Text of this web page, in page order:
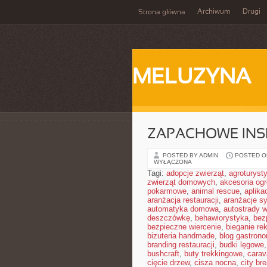
Strona główna Archiwum Drugi
MELUZYNA
ZAPACHOWE
POSTED BY ADMIN POSTED
WYŁĄCZONA
Tagi: adopcje zwierząt,
zwierząt domowych, akcesoria
pokarmowe, animal rescue,
aranżacja restauracji, aranżacje
automatyka domowa, autostrady
deszczówkę, behawiorystyka,
bezpieczne wiercenie, bieganie
bizuteria handmade, blog
branding restauracji, budki lęgowe,
bushcraft, buty trekkingowe,
cięcie drzew, cisza nocna, city